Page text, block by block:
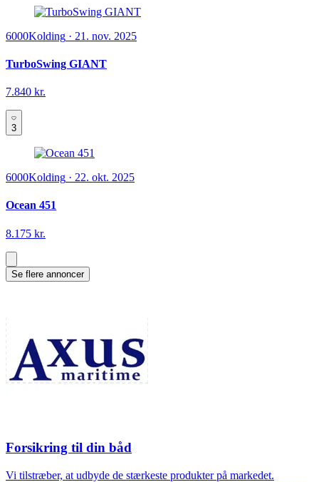
6000Kolding · 21. nov. 2025
TurboSwing GIANT
7.840 kr.
3
6000Kolding · 22. okt. 2025
Ocean 451
8.175 kr.
Se flere annoncer
Forsikring til din båd
Vi tilstræber, at udbyde de stærkeste produkter på markedet.